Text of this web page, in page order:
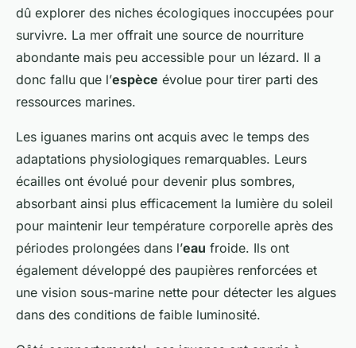
dû explorer des niches écologiques inoccupées pour
survivre. La mer offrait une source de nourriture
abondante mais peu accessible pour un lézard. Il a
donc fallu que l’espèce évolue pour tirer parti des
ressources marines.
Les iguanes marins ont acquis avec le temps des
adaptations physiologiques remarquables. Leurs
écailles ont évolué pour devenir plus sombres,
absorbant ainsi plus efficacement la lumière du soleil
pour maintenir leur température corporelle après des
périodes prolongées dans l’eau froide. Ils ont
également développé des paupières renforcées et
une vision sous-marine nette pour détecter les algues
dans des conditions de faible luminosité.